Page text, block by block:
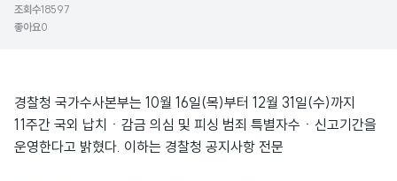
조회수18597
좋아요0
경찰청 국가수사본부는 10월 16일(목)부터 12월 31일(수)까지
11주간 국외 납치ㆍ감금 의심 및 피싱 범죄 특별자수ㆍ신고기간을
운영한다고 밝혔다. 이하는 경찰청 공지사항 전문